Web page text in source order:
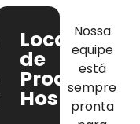
Locação
de
Produtos
Nossa
equipe
está
sempre
pronta